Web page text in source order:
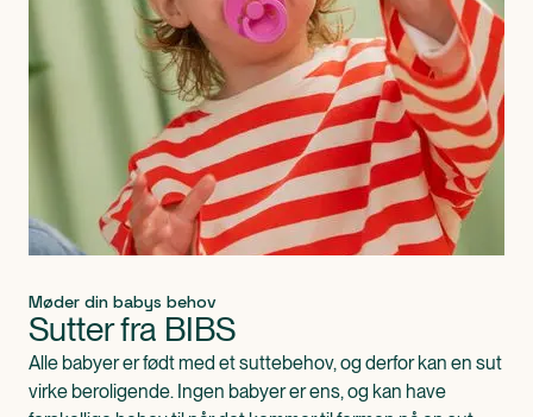
Møder din babys behov
Sutter fra BIBS
Alle babyer er født med et suttebehov, og derfor kan en sut
virke beroligende. Ingen babyer er ens, og kan have